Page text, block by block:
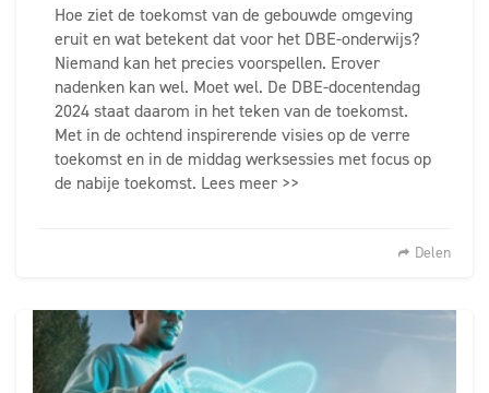
Hoe ziet de toekomst van de gebouwde omgeving
eruit en wat betekent dat voor het DBE-onderwijs?
Niemand kan het precies voorspellen. Erover
nadenken kan wel. Moet wel. De DBE-docentendag
2024 staat daarom in het teken van de toekomst.
Met in de ochtend inspirerende visies op de verre
toekomst en in de middag werksessies met focus op
de nabije toekomst. Lees meer >>
Delen